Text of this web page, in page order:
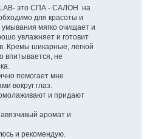
LAB- это СПА - САЛОН на
для красоты и
мягко очищает и
увлажняет и готовит
Кремы шикарные, лёгкой
впитывается, не
помогает мне
вокруг глаз.
и придают
аромат и
и рекомендую.